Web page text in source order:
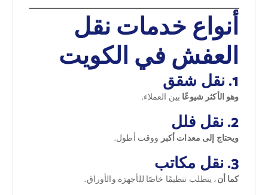
أنواع خدمات نقل
العفش في الكويت
1. نقل شقق
وهو الأكثر شيوعًا بين العملاء.
2. نقل فلل
ويحتاج إلى معدات أكبرووقت أطول.
3. نقل مكاتب
كما أن، يتطلب تنظيمًا خاصًا للأجهزة والأوراق.